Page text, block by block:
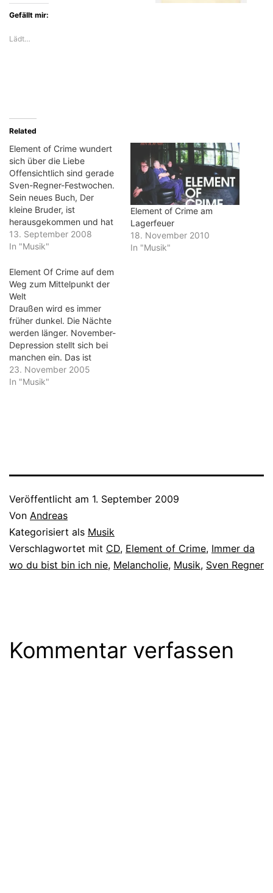
Gefällt mir:
Lädt…
Related
Element of Crime wundert
sich über die Liebe
Offensichtlich sind gerade
Sven-Regner-Festwochen.
Sein neues Buch, Der
kleine Bruder, ist
herausgekommen und hat
eingeschlagen wie eine
Bombe. Und dann ist da
auf dem Markt: Robert
Zimmermann wundert sich
über die Liebe. Das ist das
Album zum aktuellen Film
von Regisseur Leander
Haußmann. Sven
Regener…
13. September 2008
In "Musik"
Element of Crime am
Lagerfeuer
18. November 2010
In "Musik"
Element Of Crime auf dem
Weg zum Mittelpunkt der
Welt
Draußen wird es immer
früher dunkel. Die Nächte
werden länger. November-
Depression stellt sich bei
manchen ein. Das ist
genau der richtige Moment
für das neue Element of
23. November 2005
In "Musik"
Veröffentlicht am 1. September 2009
Von Andreas
Kategorisiert als Musik
Verschlagwortet mit CD, Element of Crime, Immer da
wo du bist bin ich nie, Melancholie, Musik, Sven Regner
Kommentar verfassen